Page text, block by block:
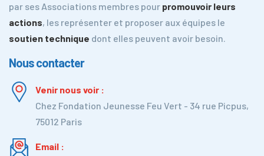
par ses Associations membres pour promouvoir leurs
actions, les représenter et proposer aux équipes le
soutien technique dont elles peuvent avoir besoin.
Nous contacter
Venir nous voir :
Chez Fondation Jeunesse Feu Vert - 34 rue Picpus,
75012 Paris
Email :